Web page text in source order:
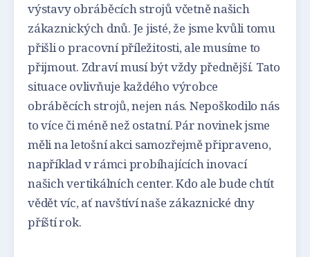
výstavy obráběcích strojů včetně našich
zákaznických dnů. Je jisté, že jsme kvůli tomu
přišli o pracovní příležitosti, ale musíme to
přijmout. Zdraví musí být vždy přednější. Tato
situace ovlivňuje každého výrobce
obráběcích strojů, nejen nás. Nepoškodilo nás
to více či méně než ostatní. Pár novinek jsme
měli na letošní akci samozřejmě připraveno,
například v rámci probíhajících inovací
našich vertikálních center. Kdo ale bude chtít
vědět víc, ať navštíví naše zákaznické dny
příští rok.